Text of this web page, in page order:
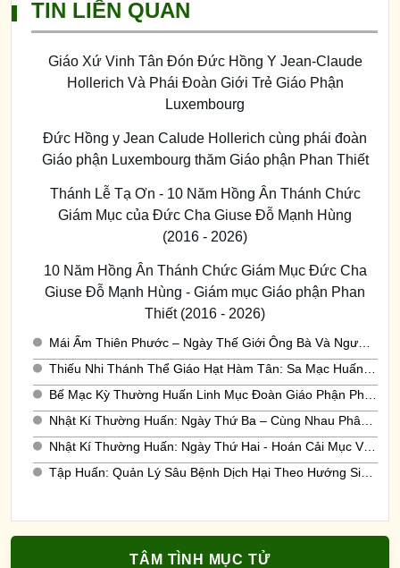
TIN LIÊN QUAN
Giáo Xứ Vinh Tân Đón Đức Hồng Y Jean-Claude
Hollerich Và Phái Đoàn Giới Trẻ Giáo Phận
Luxembourg
Đức Hồng y Jean Calude Hollerich cùng phái đoàn
Giáo phận Luxembourg thăm Giáo phận Phan Thiết
Thánh Lễ Tạ Ơn - 10 Năm Hồng Ân Thánh Chức
Giám Mục của Đức Cha Giuse Đỗ Mạnh Hùng
(2016 - 2026)
10 Năm Hồng Ân Thánh Chức Giám Mục Đức Cha
Giuse Đỗ Mạnh Hùng - Giám mục Giáo phận Phan
Thiết (2016 - 2026)
Nhật Kí Thường Huấn: Ngày Thứ Hai - Hoán Cải Mục Vụ Để Biết Lắng Nghe Và Phân Định
TÂM TÌNH MỤC TỬ